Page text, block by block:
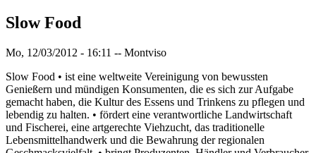
Slow Food
Mo, 12/03/2012 - 16:11 -- Montviso
Slow Food • ist eine weltweite Vereinigung von bewussten
Genießern und mündigen Konsumenten, die es sich zur Aufgabe
gemacht haben, die Kultur des Essens und Trinkens zu pflegen und
lebendig zu halten. • fördert eine verantwortliche Landwirtschaft
und Fischerei, eine artgerechte Viehzucht, das traditionelle
Lebensmittelhandwerk und die Bewahrung der regionalen